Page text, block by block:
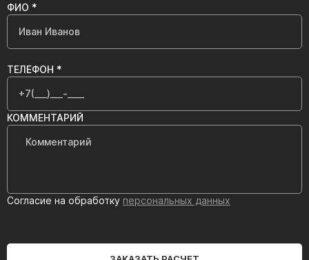
ФИО *
ТЕЛЕФОН *
КОММЕНТАРИЙ
Согласие на обработку персональных данных